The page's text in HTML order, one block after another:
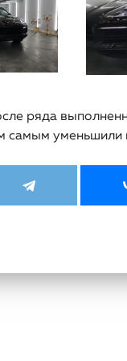
ряда
самым уменьшили